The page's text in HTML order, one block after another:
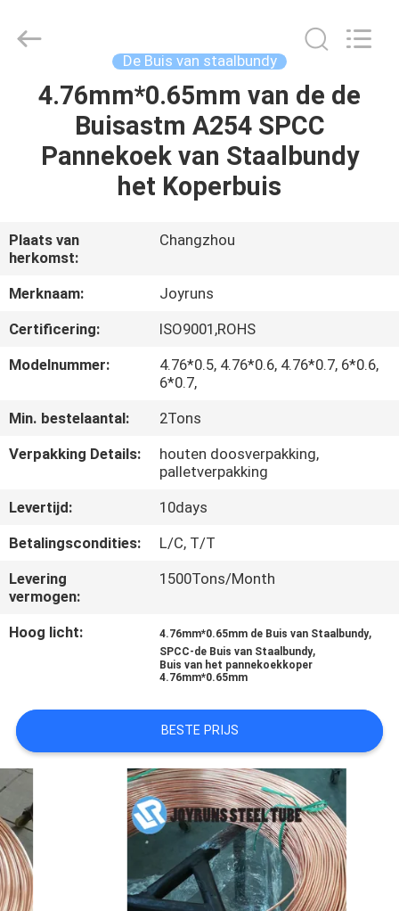
HUIS
PRODUCTEN
DE
V.S.
FABRIEKSREIS
KWALITEITSCONTROLE
CONTACTEER
ONS
OM
EEN
PRIVACYBELEID
Joyruns
Steel
Reserved.
De Buis van staalbundy
4.76mm*0.65mm van de de
Buisastm A254 SPCC
Pannekoek van Staalbundy
het Koperbuis
Plaats van
herkomst:
Changzhou
Merknaam:
Joyruns
Certificering:
ISO9001,ROHS
Modelnummer:
4.76*0.5, 4.76*0.6, 4.76*0.7, 6*0.6,
6*0.7,
Min. bestelaantal:
2Tons
Verpakking Details:
houten doosverpakking,
palletverpakking
Levertijd:
10days
Betalingscondities:
L/C, T/T
Levering
vermogen:
1500Tons/Month
Hoog licht: 4.76mm*0.65mm de Buis van Staalbundy,
SPCC-de Buis van Staalbundy,
Buis van het pannekoekkoper
4.76mm*0.65mm
BESTE PRIJS